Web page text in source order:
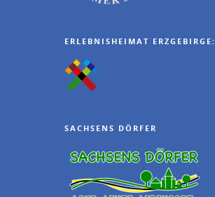
ERLEBNISHEIMAT ERZGEBIRGE:
SACHSENS DÖRFER